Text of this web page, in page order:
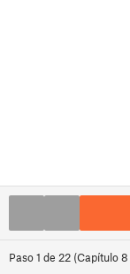
Paso1 de 22 (Capítulo8